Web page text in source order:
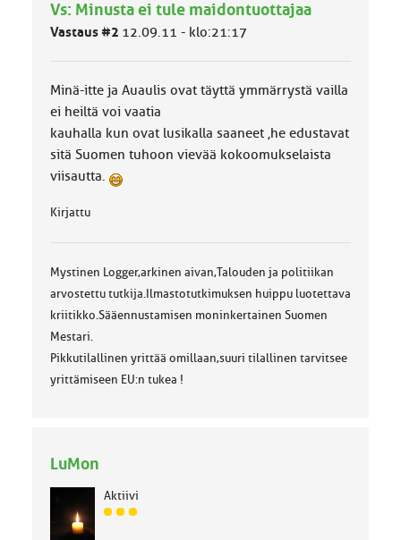
u
o
:
Vs: Minusta ei tule maidontuottajaa
Vastaus #2 12.09.11 - klo:21:17
Minä-itte ja Auaulis ovat täyttä ymmärrystä vailla
ei heiltä voi vaatia
kauhalla kun ovat lusikalla saaneet ,he edustavat
sitä Suomen tuhoon vievää kokoomukselaista
viisautta.
Kirjattu
Mystinen Logger,arkinen aivan,Talouden ja politiikan
arvostettu tutkija.Ilmastotutkimuksen huippu luotettava
kriitikko.Sääennustamisen moninkertainen Suomen
Mestari.
Pikkutilallinen yrittää omillaan,suuri tilallinen tarvitsee
yrittämiseen EU:n tukea !
LuMon
Aktiivi
J